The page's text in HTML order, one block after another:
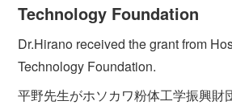
Technology Foundation
Dr.Hirano received the grant from
Technology Foundation.
平野先生がホソカワ粉体工学振興財